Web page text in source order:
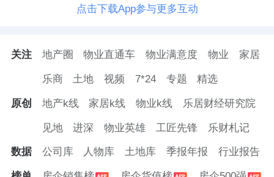
套0.38公顷，待深入研究后再批复具体规划指
㎡，产权得房率76%-84%区间。
点击下载App参与更多互动
关注 地产圈 物业直通车 物业满意度 物业 家居
乐商 土地 视频 7*24 专题 精选
原创 地产k线 家居k线 物业k线 乐居财经研究院
见地 进深 物业英雄 工匠先锋 乐财札记
数据 公司库 人物库 土地库 季报年报 行业报告